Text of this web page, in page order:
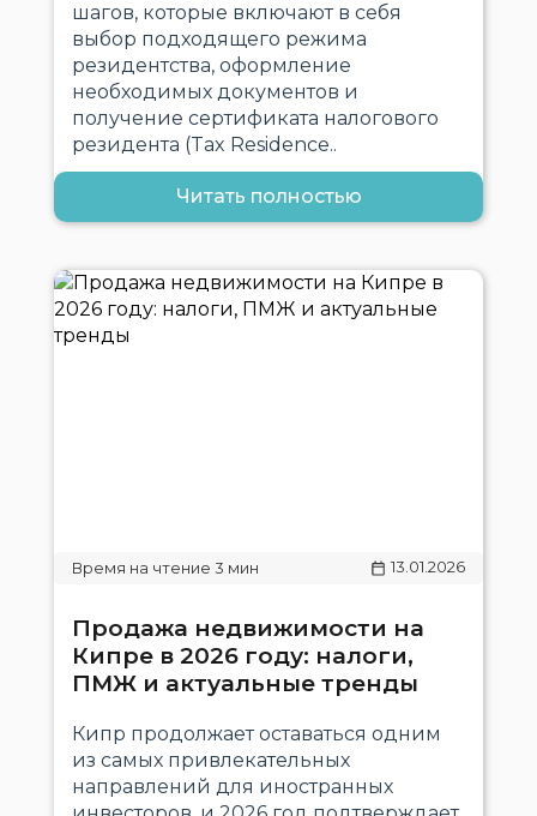
шагов, которые включают в себя
выбор подходящего режима
резидентства, оформление
необходимых документов и
получение сертификата налогового
резидента (Tax Residence..
Читать полностью
13.01.2026
Продажа недвижимости на
Кипре в 2026 году: налоги,
ПМЖ и актуальные тренды
Кипр продолжает оставаться одним
из самых привлекательных
направлений для иностранных